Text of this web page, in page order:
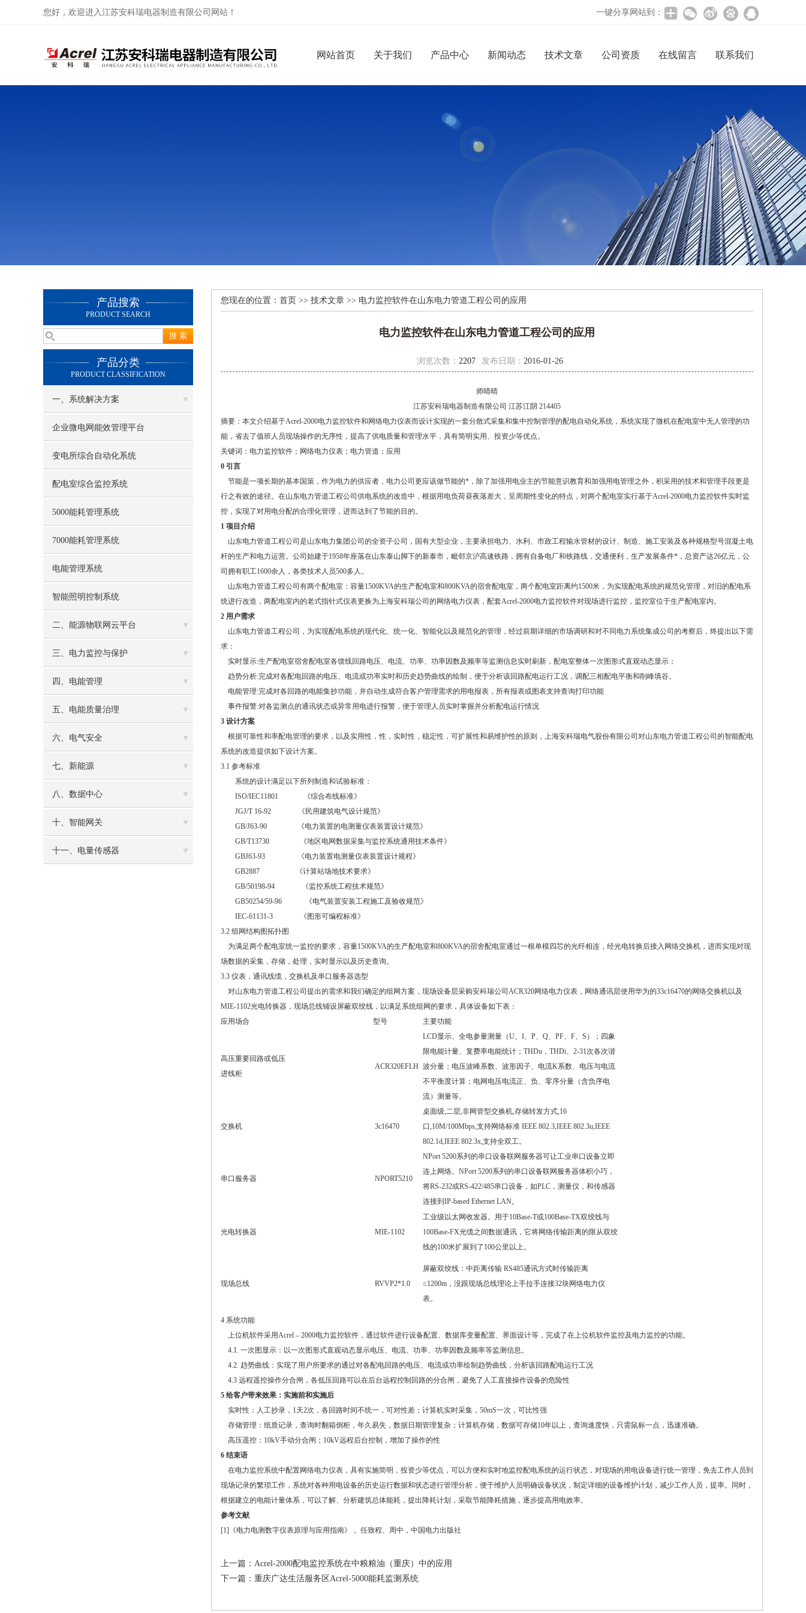
您好，欢迎进入江苏安科瑞电器制造有限公司网站！ 一键分享网站到：
网站首页 关于我们 产品中心 新闻动态 技术文章 公司资质 在线留言 联系我们
产品搜索
PRODUCT SEARCH
产品分类
PRODUCT CLASSIFICATION
一、系统解决方案
企业微电网能效管理平台
变电所综合自动化系统
配电室综合监控系统
5000能耗管理系统
7000能耗管理系统
电能管理系统
智能照明控制系统
二、能源物联网云平台
三、电力监控与保护
四、电能管理
五、电能质量治理
六、电气安全
七、新能源
八、数据中心
十、智能网关
十一、电量传感器
您现在的位置： 首页 >> 技术文章 >> 电力监控软件在山东电力管道工程公司的应用
电力监控软件在山东电力管道工程公司的应用
浏览次数： 2207 发布日期： 2016-01-26
师晴晴
江苏安科瑞电器制造有限公司 江苏江阴 214405
摘要：本文介绍基于Acrel-2000电力监控软件和网络电力仪表而设计实现的一套分散式采集和集中控制管理的配电自动化系统，系统实现了微机在配电室中无人管理的功
能，省去了值班人员现场操作的无序性，提高了供电质量和管理水平，具有简明实用、投资少等优点。
关键词：电力监控软件；网络电力仪表；电力管道；应用
0 引言
节能是一项长期的基本国策，作为电力的供应者，电力公司更应该做节能的*，除了加强用电业主的节能意识教育和加强用电管理之外，积采用的技术和管理手段更是
行之有效的途径。在山东电力管道工程公司供电系统的改造中，根据用电负荷昼夜落差大，呈周期性变化的特点，对两个配电室实行基于Acrel-2000电力监控软件实时监
控，实现了对用电分配的合理化管理，进而达到了节能的目的。
1 项目介绍
山东电力管道工程公司是山东电力集团公司的全资子公司，国有大型企业，主要承担电力、水利、市政工程输水管材的设计、制造、施工安装及各种规格型号混凝土电
杆的生产和电力运营。公司始建于1958年座落在山东泰山脚下的新泰市，毗邻京沪高速铁路，拥有自备电厂和铁路线，交通便利，生产发展条件*，总资产达26亿元，公
司拥有职工1600余人，各类技术人员500多人。
山东电力管道工程公司有两个配电室：容量1500KVA的生产配电室和800KVA的宿舍配电室，两个配电室距离约1500米，为实现配电系统的规范化管理，对旧的配电系
统进行改造，两配电室内的老式指针式仪表更换为上海安科瑞公司的网络电力仪表，配套Acrel-2000电力监控软件对现场进行监控，监控室位于生产配电室内。
2 用户需求
山东电力管道工程公司，为实现配电系统的现代化、统一化、智能化以及规范化的管理，经过前期详细的市场调研和对不同电力系统集成公司的考察后，终提出以下需
求：
实时显示:生产配电室宿舍配电室各馈线回路电压、电流、功率、功率因数及频率等监测信息实时刷新，配电室整体一次图形式直观动态显示；
趋势分析:完成对各配电回路的电压、电流或功率实时和历史趋势曲线的绘制，便于分析该回路配电运行工况，调配三相配电平衡和削峰填谷。
电能管理:完成对各回路的电能集抄功能，并自动生成符合客户管理需求的用电报表，所有报表或图表支持查询打印功能
事件报警:对各监测点的通讯状态或异常用电进行报警，便于管理人员实时掌握并分析配电运行情况
3 设计方案
根据可靠性和率配电管理的要求，以及实用性，性，实时性，稳定性，可扩展性和易维护性的原则，上海安科瑞电气股份有限公司对山东电力管道工程公司的智能配电
系统的改造提供如下设计方案。
3.1 参考标准
系统的设计满足以下所列制造和试验标准：
ISO/IEC11801 《综合布线标准》
JGJ/T 16-92 《民用建筑电气设计规范》
GB/J63-90 《电力装置的电测量仪表装置设计规范》
GB/T13730 《地区电网数据采集与监控系统通用技术条件》
GBJ63-93 《电力装置电测量仪表装置设计规程》
GB2887 《计算站场地技术要求》
GB/50198-94 《监控系统工程技术规范》
GB50254/59-96 《电气装置安装工程施工及验收规范》
IEC-61131-3 《图形可编程标准》
3.2 组网结构图拓扑图
为满足两个配电室统一监控的要求，容量1500KVA的生产配电室和800KVA的宿舍配电室通过一根单模四芯的光纤相连，经光电转换后接入网络交换机，进而实现对现
场数据的采集，存储，处理，实时显示以及历史查询。
3.3 仪表，通讯线缆，交换机及串口服务器选型
对山东电力管道工程公司提出的需求和我们确定的组网方案，现场设备层采购安科瑞公司ACR320网络电力仪表，网络通讯层使用华为的33c16470的网络交换机以及
MIE-1102光电转换器，现场总线铺设屏蔽双绞线，以满足系统组网的要求，具体设备如下表：
应用场合
型号 主要功能
高压重要回路或低压
进线柜
ACR320EFLH
LCD显示、全电参量测量（U、I、P、Q、PF、F、S）；四象
限电能计量、复费率电能统计；THDu，THDi、2-31次各次谐
波分量；电压波峰系数、波形因子、电流K系数、电压与电流
不平衡度计算；电网电压电流正、负、零序分量（含负序电
流）测量等。
交换机 3c16470
桌面级,二层,非网管型交换机,存储转发方式,16
口,10M/100Mbps,支持网络标准 IEEE 802.3,IEEE 802.3u,IEEE
802.1d,IEEE 802.3x,支持全双工。
串口服务器 NPORT5210
NPort 5200系列的串口设备联网服务器可让工业串口设备立即
连上网络。NPort 5200系列的串口设备联网服务器体积小巧，
将RS-232或RS-422/485串口设备，如PLC，测量仪，和传感器
连接到IP-based Ethernet LAN。
光电转换器 MIE-1102
工业级以太网收发器。用于10Base-T或100Base-TX双绞线与
100Base-FX光缆之间数据通讯，它将网络传输距离的限从双绞
线的100米扩展到了100公里以上。
现场总线 RVVP2*1.0
屏蔽双绞线：中距离传输 RS485通讯方式时传输距离
≤1200m，没跟现场总线理论上手拉手连接32块网络电力仪
表。
4 系统功能
上位机软件采用Acrel – 2000电力监控软件，通过软件进行设备配置、数据库变量配置、界面设计等，完成了在上位机软件监控及电力监控的功能。
4.1. 一次图显示：以一次图形式直观动态显示电压、电流、功率、功率因数及频率等监测信息。
4.2. 趋势曲线：实现了用户所要求的通过对各配电回路的电压、电流或功率绘制趋势曲线，分析该回路配电运行工况
4.3 远程遥控操作分合闸，各低压回路可以在后台远程控制回路的分合闸，避免了人工直接操作设备的危险性
5 给客户带来效果：实施前和实施后
实时性：人工抄录，1天2次，各回路时间不统一，可对性差；计算机实时采集，50mS一次，可比性强
存储管理：纸质记录，查询时翻箱倒柜，年久易失，数据日期管理复杂；计算机存储，数据可存储10年以上，查询速度快，只需鼠标一点，迅速准确。
高压遥控：10kV手动分合闸；10kV远程后台控制，增加了操作的性
6 结束语
在电力监控系统中配置网络电力仪表，具有实施简明，投资少等优点，可以方便和实时地监控配电系统的运行状态，对现场的用电设备进行统一管理，免去工作人员到
现场记录的繁琐工作，系统对各种用电设备的历史运行数据和状态进行管理分析，便于维护人员明确设备状况，制定详细的设备维护计划，减少工作人员，提率。同时，
根据建立的电能计量体系，可以了解、分析建筑总体能耗，提出降耗计划，采取节能降耗措施，逐步提高用电效率。
参考文献
[1]《电力电测数字仪表原理与应用指南》， 任致程、周中，中国电力出版社
上一篇： Acrel-2000配电监控系统在中粮粮油（重庆）中的应用
下一篇： 重庆广达生活服务区Acrel-5000能耗监测系统